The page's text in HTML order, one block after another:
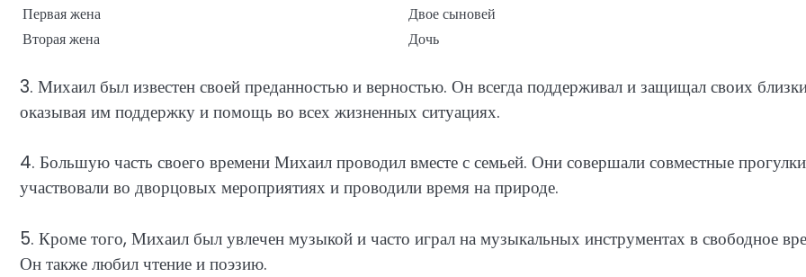
Первая жена
Двое сыновей
Вторая жена
Дочь
3. Михаил был известен своей преданностью и верностью. Он всегда поддерживал и защищал своих
оказывая им поддержку и помощь во всех жизненных ситуациях.
4. Большую часть своего времени Михаил проводил вместе с семьей. Они совершали совместные
участвовали во дворцовых мероприятиях и проводили время на природе.
5. Кроме того, Михаил был увлечен музыкой и часто играл на музыкальных инструментах в свободное
Он также любил чтение и поэзию.